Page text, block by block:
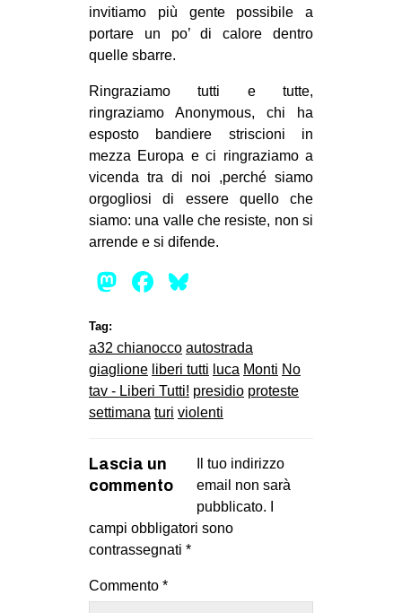
invitiamo più gente possibile a
portare un po’ di calore dentro
quelle sbarre.
Ringraziamo tutti e tutte,
ringraziamo Anonymous, chi ha
esposto bandiere striscioni in
mezza Europa e ci ringraziamo a
vicenda tra di noi ,perché siamo
orgogliosi di essere quello che
siamo: una valle che resiste, non si
arrende e si difende.
Mastodon
Facebook
Tag:
a32 chianocco autostrada
giaglione liberi tutti luca Monti No
tav - Liberi Tutti! presidio proteste
settimana turi violenti
Lascia un
commento
Il tuo indirizzo
email non sarà
pubblicato.
campi obbligatori sono
contrassegnati *
Commento *